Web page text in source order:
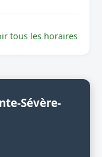
tous les horaires
Sévère-